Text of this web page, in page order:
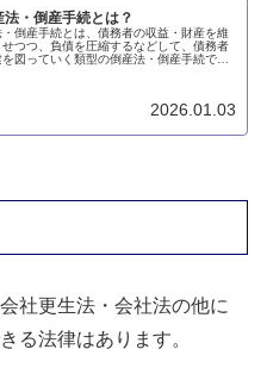
・倒産手続とは？
倒産手続とは、債務者の収益・財産を維
つつ、負債を圧縮するなどして、債務者
図っていく類型の倒産法・倒産手続で
2026.01.03
社更生法・会社法の他に
る法律はあります。